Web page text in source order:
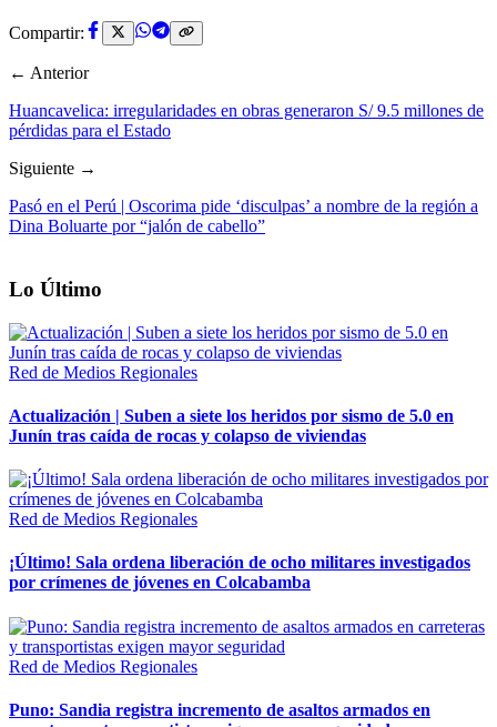
Compartir:
← Anterior
Huancavelica: irregularidades en obras generaron S/ 9.5 millones de
pérdidas para el Estado
Siguiente →
Pasó en el Perú | Oscorima pide ‘disculpas’ a nombre de la región a
Dina Boluarte por “jalón de cabello”
Lo Último
Red de Medios Regionales
Actualización | Suben a siete los heridos por sismo de 5.0 en
Junín tras caída de rocas y colapso de viviendas
Red de Medios Regionales
¡Último! Sala ordena liberación de ocho militares investigados
por crímenes de jóvenes en Colcabamba
Red de Medios Regionales
Puno: Sandia registra incremento de asaltos armados en